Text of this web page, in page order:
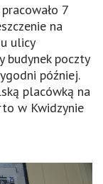
7
na
ulicy
budynek poczty
później.
placówką na
w Kwidzynie